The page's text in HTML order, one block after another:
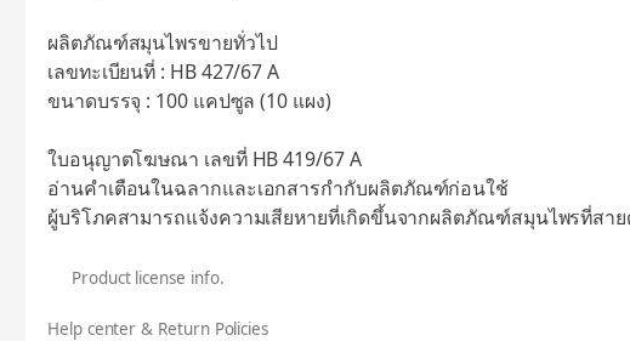
ผลิตภัณฑ์สมุนไพรขายทั่วไป
เลขทะเบียนที่ : HB 427/67 A
ขนาดบรรจุ : 100 แคปซูล (10 แผง)
ใบอนุญาตโฆษณา เลขที่ HB 419/67 A
อ่านคำเตือนในฉลากและเอกสารกำกับผลิตภัณฑ์ก่อนใช้
ผู้บริโภคสามารถแจ้งความเสียหายที่เกิดขึ้นจากผลิตภัณฑ์สมุนไพรที่สา
Product license info.
Help center & Return Policies